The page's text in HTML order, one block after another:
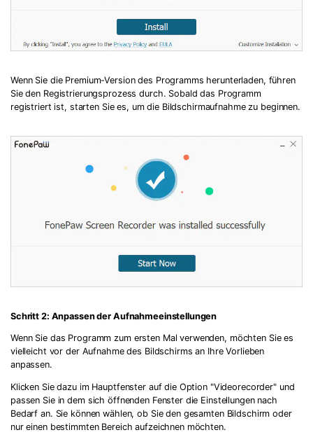
Wenn Sie die Premium-Version des Programms herunterladen, führen
Sie den Registrierungsprozess durch. Sobald das Programm
registriert ist, starten Sie es, um die Bildschirmaufnahme zu beginnen.
Schritt 2: Anpassen der Aufnahmeeinstellungen
Wenn Sie das Programm zum ersten Mal verwenden, möchten Sie es
vielleicht vor der Aufnahme des Bildschirms an Ihre Vorlieben
anpassen.
Klicken Sie dazu im Hauptfenster auf die Option "Videorecorder" und
passen Sie in dem sich öffnenden Fenster die Einstellungen nach
Bedarf an. Sie können wählen, ob Sie den gesamten Bildschirm oder
nur einen bestimmten Bereich aufzeichnen möchten.